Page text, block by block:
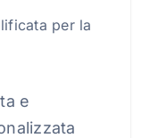
per la
e